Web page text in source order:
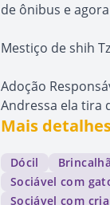
de ônibus e
Mestiço de shih
Adoção
Andressa ela tira
Mais
Dócil
Sociável com
Sociável com